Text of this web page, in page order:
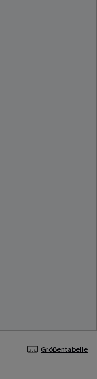
Größentabelle